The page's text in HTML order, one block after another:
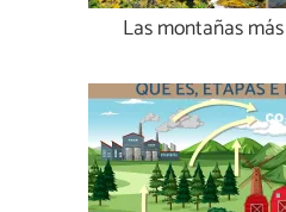
Las montañas